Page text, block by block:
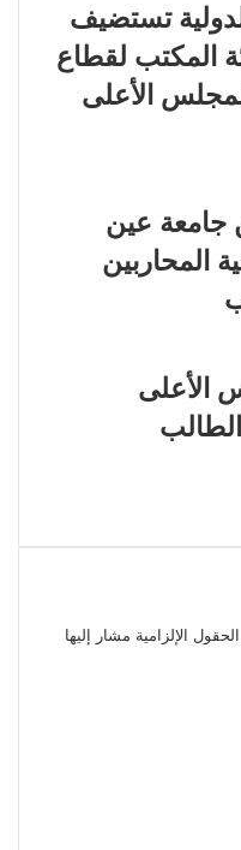
تستضيف
المكتب لقطاع
الأعلى
جامعة عين
المحاربين
الأعلى
الحقول الإلزامية مشار إليها